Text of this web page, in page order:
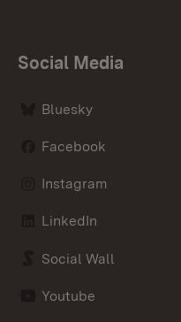
Social Media
Bluesky
Facebook
Instagram
LinkedIn
Social Wall
Youtube